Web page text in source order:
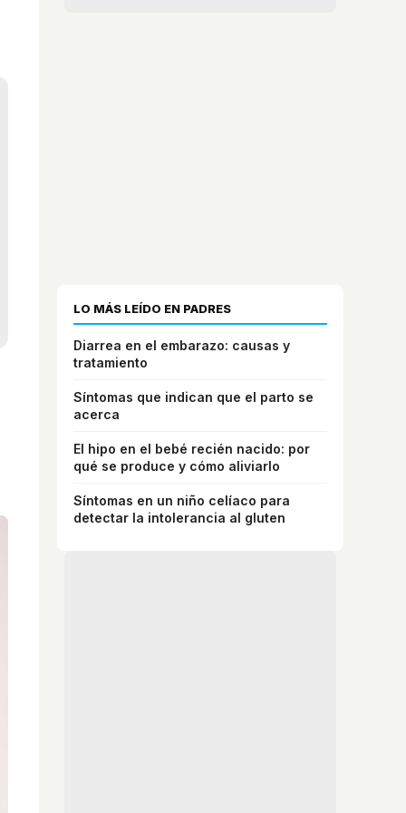
LO MÁS LEÍDO EN PADRES
Diarrea en el embarazo: causas y
tratamiento
Síntomas que indican que el parto se
acerca
El hipo en el bebé recién nacido: por
qué se produce y cómo aliviarlo
Síntomas en un niño celíaco para
detectar la intolerancia al gluten